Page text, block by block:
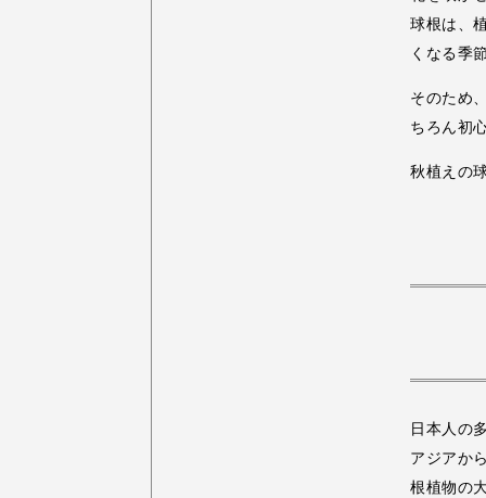
球根は、
くなる季
そのため
ちろん初
秋植えの
日本人の
アジアか
根植物の